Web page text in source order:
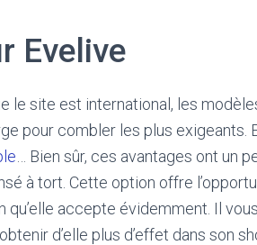
Evelive
le site est international, les
pour combler les plus exigeants.
… Bien sûr, ces avantages ont un
à tort. Cette option offre
qu’elle accepte évidemment. Il
d’elle plus d’effet dans son